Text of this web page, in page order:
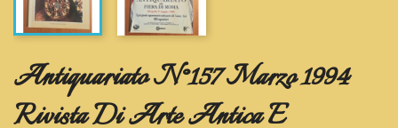
Antiquariato N°157 Marzo 1994
Rivista Di Arte Antica E